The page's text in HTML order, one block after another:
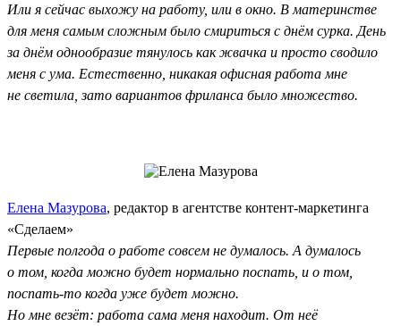
Или я сейчас выхожу на работу, или в окно. В материнстве
для меня самым сложным было смириться с днём сурка. День
за днём однообразие тянулось как жвачка и просто сводило
меня с ума. Естественно, никакая офисная работа мне
не светила, зато вариантов фриланса было множество.
Елена Мазурова, редактор в агентстве контент-маркетинга
«Сделаем»
Первые полгода о работе совсем не думалось. А думалось
о том, когда можно будет нормально поспать, и о том,
поспать-то когда уже будет можно.
Но мне везёт: работа сама меня находит. От неё